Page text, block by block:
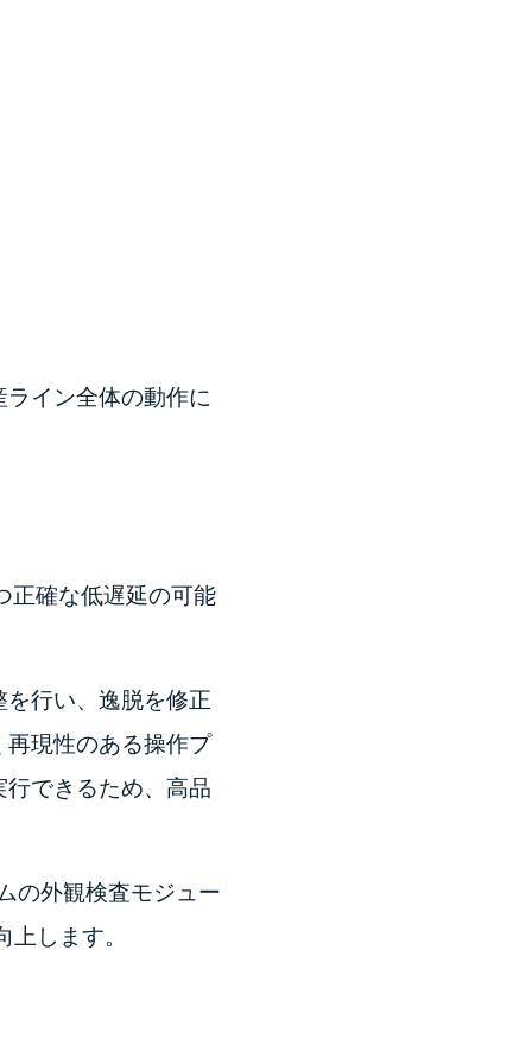
イン全体の動作に
正確な低遅延の可能
行い、逸脱を修正
現性のある操作プ
できるため、高品
の外観検査モジュー
します。